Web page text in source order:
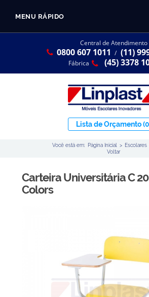
MENU RÁPIDO
Central de Atendimento
0800 607 1011 / (11)
Fábrica (45) 3378
Lista de Orçamento
Você está em: Página Inicial > Escolares
Voltar
Carteira Universitária C
Colors
Linha Resina Plástica
Ambiente Maker
CATÁLOGO LINPLAST 2025
SOBRE A EMPRESA